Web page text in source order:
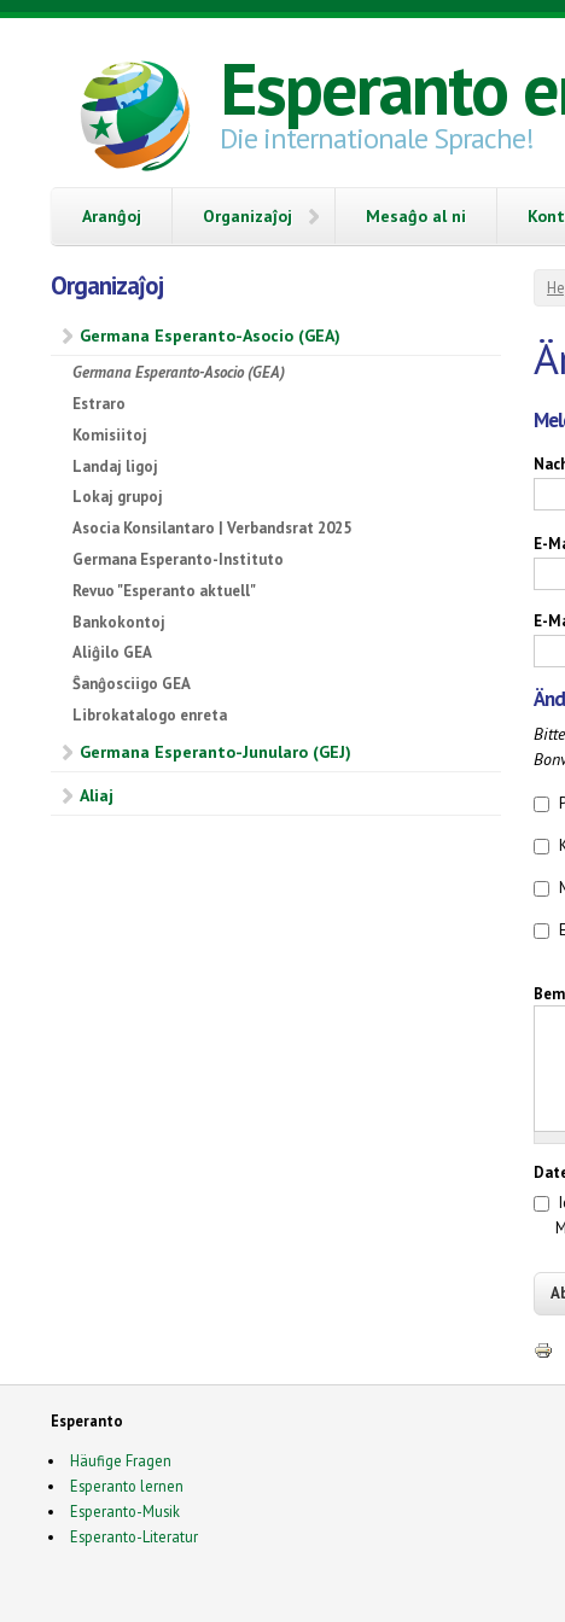
Skip to main content
Esperanto
Die internationale Sprache!
Aranĝoj Organizaĵoj Mesaĝo al ni
Organizaĵoj
Germana Esperanto-Asocio (GEA)
Germana Esperanto-Asocio (GEA)
Estraro
Komisiitoj
Landaj ligoj
Lokaj grupoj
Asocia Konsilantaro | Verbandsrat 2025
Germana Esperanto-Instituto
Revuo "Esperanto aktuell"
Bankokontoj
Aliĝilo GEA
Ŝanĝosciigo GEA
Librokatalogo enreta
Germana Esperanto-Junularo (GEJ)
Aliaj
E-
E-
Esperanto
Häufige Fragen
Esperanto lernen
Esperanto-Musik
Esperanto-Literatur